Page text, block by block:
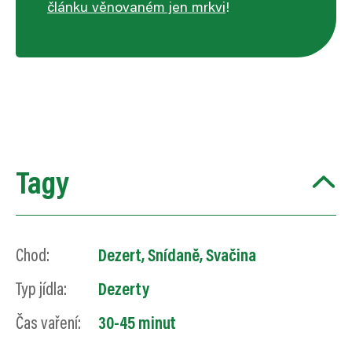
článku věnovaném jen mrkvi!
Tagy
Chod:
Dezert, Snídaně, Svačina
Typ jídla:
Dezerty
Čas vaření:
30-45 minut